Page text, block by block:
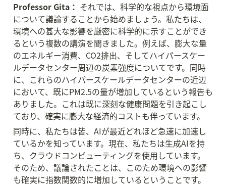
Professor Gita： それでは、科学的な視点から環境面
について議論することから始めましょう。私たちは、
環境への甚大な影響を厳密に科学的に示すことができ
るという複数の講演を聞きました。例えば、膨大な量
のエネルギー消費、CO2排出、そしてハイパースケー
ルデータセンター周辺の炭素強度についてです。同時
に、これらのハイパースケールデータセンターの近辺
において、既にPM2.5の量が増加しているという報告も
ありました。これは既に深刻な健康問題を引き起こし
ており、確実に膨大な経済的コストも伴っています。
同時に、私たちは皆、AIが最近どれほど急速に加速し
ているかを知っています。現在、私たちは生成AIを持
ち、クラウドコンピューティングを使用しています。
そのため、議論されたことは、このため環境への影響
も確実に指数関数的に増加しているということです。